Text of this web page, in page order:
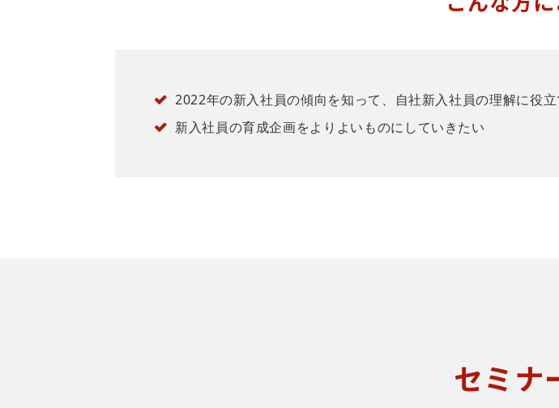
2022年の新入社員の傾向を知って、自社新入社員の理解に役立
新入社員の育成企画をよりよいものにしていきたい
セミナ